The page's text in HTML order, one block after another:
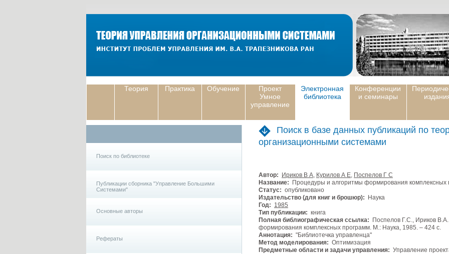
Теория Практика Обучение
Проект
Умное
управление
Электронная
библиотека
Конференции
и семинары
Поиск по библиотеке
Публикации сборника "Управление Большими
Системами"
Основные авторы
Рефераты
Поиск в базе данных публикаций по
организационными системами
Автор: Ириков В А, Курилов А Е, Поспелов Г С
Название: Процедуры и алгоритмы формирования комплексных
Статус: опубликовано
Издательство (для книг и брошюр): Наука
Год: 1985
Тип публикации: книга
Полная библиографическая ссылка: Поспелов Г.С., Ириков
формирования комплексных программ. М.: Наука, 1985. – 424 с.
Аннотация: "Библиотечка управленца"
Метод моделирования: Оптимизация
Предметные области и задачи управления: Управление